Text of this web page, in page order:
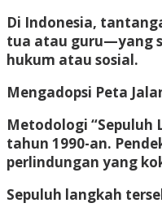
Di Indonesia,
tua atau guru—yang
hukum atau sosial.
Mengadopsi Peta
Metodologi “Sepuluh
tahun 1990-an.
perlindungan yang
Sepuluh langkah